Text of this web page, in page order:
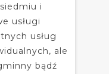
i
usługi
usług
ale
bądź